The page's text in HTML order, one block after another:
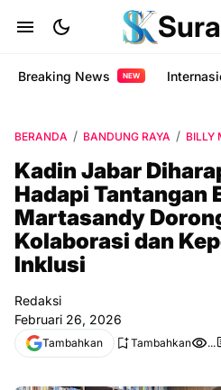
Breaking News NEW
BERANDA BANDUNG RAYA BILLY
Kadin Jabar
Hadapi Tantangan
Martasandy
Kolaborasi dan
Inklusi
Redaksi
Februari 26, 2026
Tambahkan Tambahkan ...